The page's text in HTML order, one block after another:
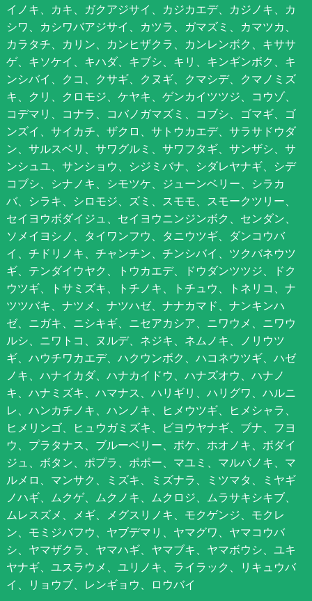
イノキ、カキ、ガクアジサイ、カジカエデ、カジノキ、カ
シワ、カシワバアジサイ、カツラ、ガマズミ、カマツカ、
カラタチ、カリン、カンヒザクラ、カンレンボク、キササ
ゲ、キソケイ、キハダ、キブシ、キリ、キンギンボク、キ
ンシバイ、クコ、クサギ、クヌギ、クマシデ、クマノミズ
キ、クリ、クロモジ、ケヤキ、ゲンカイツツジ、コウゾ、
コデマリ、コナラ、コバノガマズミ、コブシ、ゴマギ、ゴ
ンズイ、サイカチ、ザクロ、サトウカエデ、サラサドウダ
ン、サルスベリ、サワグルミ、サワフタギ、サンザシ、サ
ンシュユ、サンショウ、シジミバナ、シダレヤナギ、シデ
コブシ、シナノキ、シモツケ、ジューンベリー、シラカ
バ、シラキ、シロモジ、ズミ、スモモ、スモークツリー、
セイヨウボダイジュ、セイヨウニンジンボク、センダン、
ソメイヨシノ、タイワンフウ、タニウツギ、ダンコウバ
イ、チドリノキ、チャンチン、チンシバイ、ツクバネウツ
ギ、テンダイウヤク、トウカエデ、ドウダンツツジ、ドク
ウツギ、トサミズキ、トチノキ、トチュウ、トネリコ、ナ
ツツバキ、ナツメ、ナツハゼ、ナナカマド、ナンキンハ
ゼ、ニガキ、ニシキギ、ニセアカシア、ニワウメ、ニワウ
ルシ、ニワトコ、ヌルデ、ネジキ、ネムノキ、ノリウツ
ギ、ハウチワカエデ、ハクウンボク、ハコネウツギ、ハゼ
ノキ、ハナイカダ、ハナカイドウ、ハナズオウ、ハナノ
キ、ハナミズキ、ハマナス、ハリギリ、ハリグワ、ハルニ
レ、ハンカチノキ、ハンノキ、ヒメウツギ、ヒメシャラ、
ヒメリンゴ、ヒュウガミズキ、ビヨウヤナギ、ブナ、フヨ
ウ、プラタナス、ブルーベリー、ボケ、ホオノキ、ボダイ
ジュ、ボタン、ポプラ、ポポー、マユミ、マルバノキ、マ
ルメロ、マンサク、ミズキ、ミズナラ、ミツマタ、ミヤギ
ノハギ、ムクゲ、ムクノキ、ムクロジ、ムラサキシキブ、
ムレスズメ、メギ、メグスリノキ、モクゲンジ、モクレ
ン、モミジバフウ、ヤブデマリ、ヤマグワ、ヤマコウバ
シ、ヤマザクラ、ヤマハギ、ヤマブキ、ヤマボウシ、ユキ
ヤナギ、ユスラウメ、ユリノキ、ライラック、リキュウバ
イ、リョウブ、レンギョウ、ロウバイ